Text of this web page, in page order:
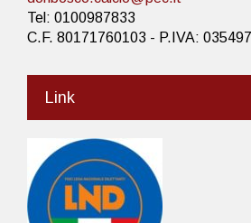
Tel: 0100987833
C.F. 80171760103 - P.IVA:
Link